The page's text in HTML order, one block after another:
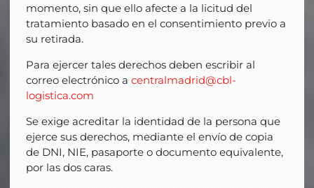
momento, sin que ello afecte a la licitud del
tratamiento basado en el consentimiento previo a
su retirada.
Para ejercer tales derechos deben escribir al
correo electrónico a centralmadrid@cbl-
logistica.com
Se exige acreditar la identidad de la persona que
ejerce sus derechos, mediante el envío de copia
de DNI, NIE, pasaporte o documento equivalente,
por las dos caras.